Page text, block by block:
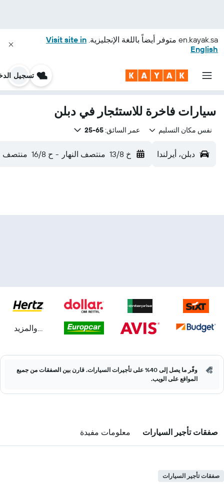
en.kayak.sa متوفر أيضاً باللغة الإنجليزية. Visit site in
English
تسجيل
سيارات فاخرة للاستئجار في دبلن
نفس مكان التسليم عمر السائق:65-25
دبلن، أيرلندا خ 13/8 منتصف النهار - ح 16/8 منتصف
...والمزيد
وفّر ما يصل إلى 40% على تأجيرات السيارات. قارن بين الصفقات من جميع
المواقع على الويب.
صفقات تأجير السيارات معلومات مفيدة
صفقات تأجير السيارات